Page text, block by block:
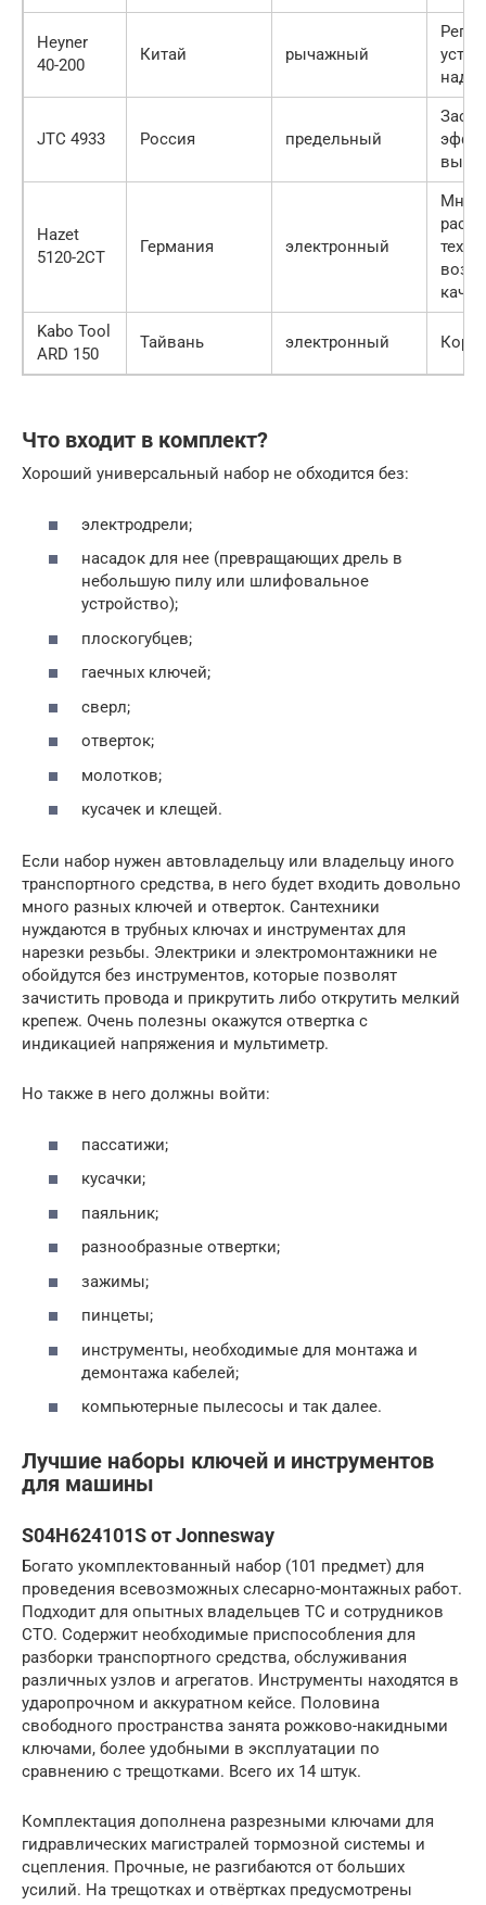
Heyner
40-200
Китай рычажный
JTC 4933 Россия предельный
Hazet
5120-2CT
Германия электронный
Kabo Tool
ARD 150
Тайвань электронный
Что входит в комплект?
Хороший универсальный набор не обходится без:
электродрели;
насадок для нее (превращающих дрель в
небольшую пилу или шлифовальное
устройство);
плоскогубцев;
гаечных ключей;
сверл;
отверток;
молотков;
кусачек и клещей.
Если набор нужен автовладельцу или владельцу иного
транспортного средства, в него будет входить довольно
много разных ключей и отверток. Сантехники
нуждаются в трубных ключах и инструментах для
нарезки резьбы. Электрики и электромонтажники не
обойдутся без инструментов, которые позволят
зачистить провода и прикрутить либо открутить мелкий
крепеж. Очень полезны окажутся отвертка с
индикацией напряжения и мультиметр.
Но также в него должны войти:
пассатижи;
кусачки;
паяльник;
разнообразные отвертки;
зажимы;
пинцеты;
инструменты, необходимые для монтажа и
демонтажа кабелей;
компьютерные пылесосы и так далее.
Лучшие наборы ключей и инструментов
для машины
S04H624101S от Jonnesway
Богато укомплектованный набор (101 предмет) для
проведения всевозможных слесарно-монтажных работ.
Подходит для опытных владельцев ТС и сотрудников
СТО. Содержит необходимые приспособления для
разборки транспортного средства, обслуживания
различных узлов и агрегатов. Инструменты находятся в
ударопрочном и аккуратном кейсе. Половина
свободного пространства занята рожково-накидными
ключами, более удобными в эксплуатации по
сравнению с трещотками. Всего их 14 штук.
Комплектация дополнена разрезными ключами для
гидравлических магистралей тормозной системы и
сцепления. Прочные, не разгибаются от больших
усилий. На трещотках и отвёртках предусмотрены